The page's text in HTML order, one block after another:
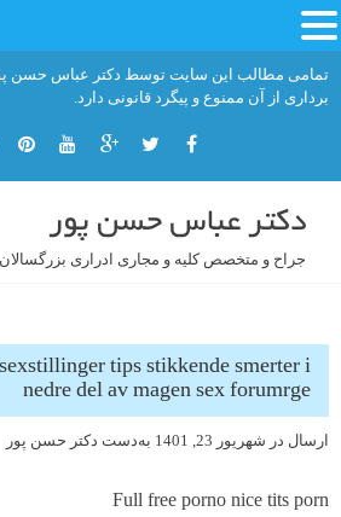
تمامی مطالب این سایت توسط دکتر عباس حسن
برداری از آن ممنوع و پیگرد قانونی دارد.
دکتر عباس حسن پور
جراح و متخصص کلیه و مجاری ادراری
tips stikkende smerter i
nedre del av magen sex forumrge
ارسال در شهریور 23, 1401 به‌دست دکتر حسن پور
Full free porno nice tits porn